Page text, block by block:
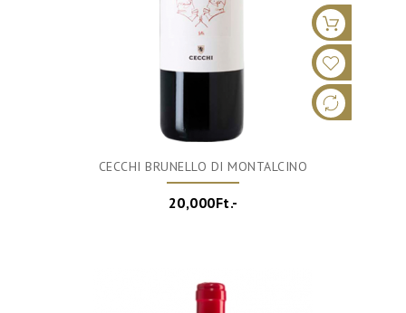
CECCHI BRUNELLO DI MONTALCINO
20,000Ft.-